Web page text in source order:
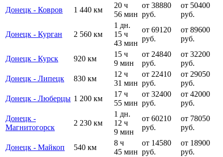
Донецк - Ковров
1 440 км
20 ч
56 мин
от 38880
руб.
от 50400
руб.
Донецк - Курган 2 560 км
1 дн.
15 ч
43 мин
от 69120
руб.
от 89600
руб.
Донецк - Курск 920 км
15 ч
9 мин
от 24840
руб.
от 32200
руб.
Донецк - Липецк
830 км
12 ч
31 мин
от 22410
руб.
от 29050
руб.
Донецк - Люберцы 1 200 км
17 ч
55 мин
от 32400
руб.
от 42000
руб.
Донецк -
Магнитогорск
2 230 км
1 дн.
12 ч
9 мин
от 60210
руб.
от 78050
руб.
Донецк - Майкоп 540 км
8 ч
45 мин
от 14580
руб.
от 18900
руб.